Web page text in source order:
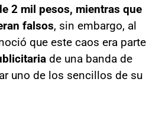
2 mil pesos, mientras que
falsos, sin embargo, al
que este caos era parte
de una banda de
uno de los sencillos de su